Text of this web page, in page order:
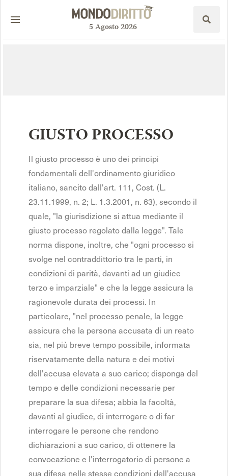
5Agosto2026
GIUSTO PROCESSO
Il giusto processo è uno dei principi
fondamentali dell'ordinamento giuridico
italiano, sancito dall'art. 111, Cost. (L.
23.11.1999, n. 2; L. 1.3.2001, n. 63), secondo il
quale, "la giurisdizione si attua mediante il
giusto processo regolato dalla legge". Tale
norma dispone, inoltre, che "ogni processo si
svolge nel contraddittorio tra le parti, in
condizioni di parità, davanti ad un giudice
terzo e imparziale" e che la legge assicura la
ragionevole durata dei processi. In
particolare, "nel processo penale, la legge
assicura che la persona accusata di un reato
sia, nel più breve tempo possibile, informata
riservatamente della natura e dei motivi
dell'accusa elevata a suo carico; disponga del
tempo e delle condizioni necessarie per
preparare la sua difesa; abbia la facoltà,
davanti al giudice, di interrogare o di far
interrogare le persone che rendono
dichiarazioni a suo carico, di ottenere la
convocazione e l'interrogatorio di persone a
sua difesa nelle stesse condizioni dell'accusa